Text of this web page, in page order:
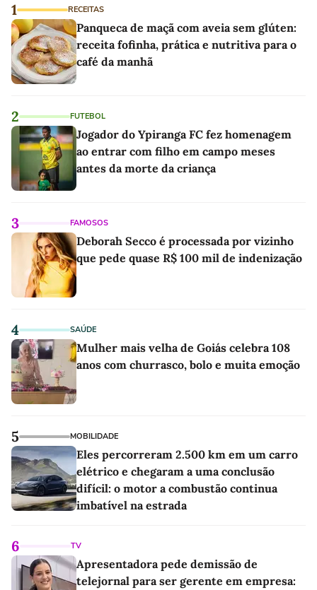
1 RECEITAS
Panqueca de maçã com aveia sem glúten:
receita fofinha, prática e nutritiva para o
café da manhã
2 FUTEBOL
Jogador do Ypiranga FC fez homenagem
ao entrar com filho em campo meses
antes da morte da criança
3 FAMOSOS
Deborah Secco é processada por vizinho
que pede quase R$ 100 mil de indenização
4 SAÚDE
Mulher mais velha de Goiás celebra 108
anos com churrasco, bolo e muita emoção
5 MOBILIDADE
Eles percorreram 2.500 km em um carro
elétrico e chegaram a uma conclusão
difícil: o motor a combustão continua
imbatível na estrada
6 TV
Apresentadora pede demissão de
telejornal para ser gerente em empresa: